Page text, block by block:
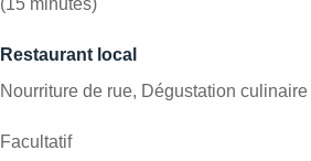
(15 minutes)
Restaurant local
Nourriture de rue, Dégustation
Facultatif